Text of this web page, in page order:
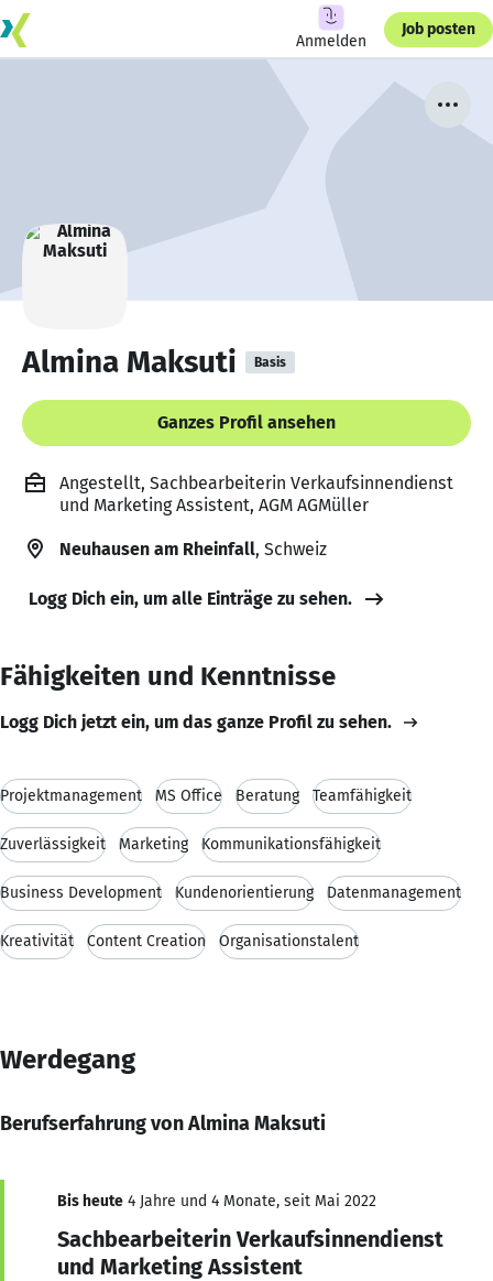
Anmelden
Job posten
Almina Maksuti Basis
Ganzes Profil ansehen
Angestellt, Sachbearbeiterin Verkaufsinnendienst
und Marketing Assistent, AGM AGMüller
Neuhausen am Rheinfall, Schweiz
Logg Dich ein, um alle Einträge zu sehen.
Fähigkeiten und Kenntnisse
Logg Dich jetzt ein, um das ganze Profil zu sehen.
Projektmanagement MS Office Beratung Teamfähigkeit
Zuverlässigkeit Marketing Kommunikationsfähigkeit
Business Development Kundenorientierung Datenmanagement
Kreativität Content Creation Organisationstalent
Werdegang
Berufserfahrung von Almina Maksuti
Bis heute 4 Jahre und 4 Monate, seit Mai 2022
Sachbearbeiterin Verkaufsinnendienst
und Marketing Assistent